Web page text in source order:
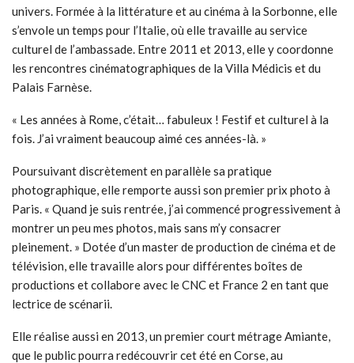
univers. Formée à la littérature et au cinéma à la Sorbonne, elle
s’envole un temps pour l’Italie, où elle travaille au service
culturel de l’ambassade. Entre 2011 et 2013, elle y coordonne
les rencontres cinématographiques de la Villa Médicis et du
Palais Farnèse.
« Les années à Rome, c’était… fabuleux ! Festif et culturel à la
fois. J’ai vraiment beaucoup aimé ces années-là. »
Poursuivant discrètement en parallèle sa pratique
photographique, elle remporte aussi son premier prix photo à
Paris. « Quand je suis rentrée, j’ai commencé progressivement à
montrer un peu mes photos, mais sans m’y consacrer
pleinement. » Dotée d’un master de production de cinéma et de
télévision, elle travaille alors pour différentes boîtes de
productions et collabore avec le CNC et France 2 en tant que
lectrice de scénarii.
Elle réalise aussi en 2013, un premier court métrage Amiante,
que le public pourra redécouvrir cet été en Corse, au